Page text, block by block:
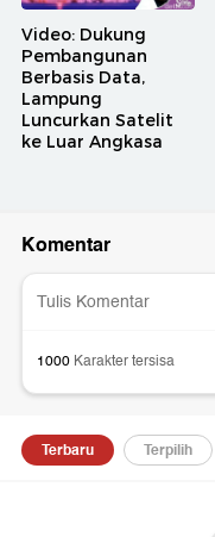
Video: Dukung
Pembangunan
Berbasis Data,
Lampung
Luncurkan Satelit
ke Luar Angkasa